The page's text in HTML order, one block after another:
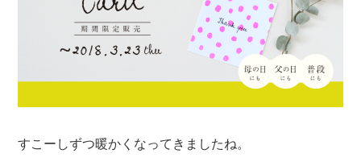
すこーしずつ暖かくなってきましたね。